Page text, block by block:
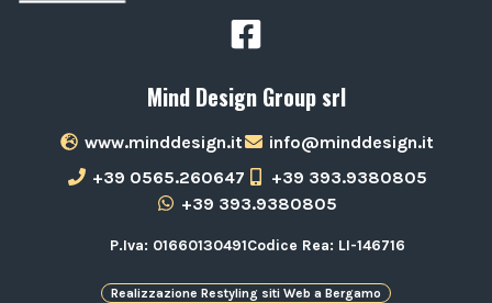
Mind Design Group srl
www.minddesign.it
info@minddesign.it
+39 0565.260647
+39 393.9380805
+39 393.9380805
P.Iva: 01660130491Codice Rea: LI-146716
Realizzazione Restyling siti Web a Bergamo